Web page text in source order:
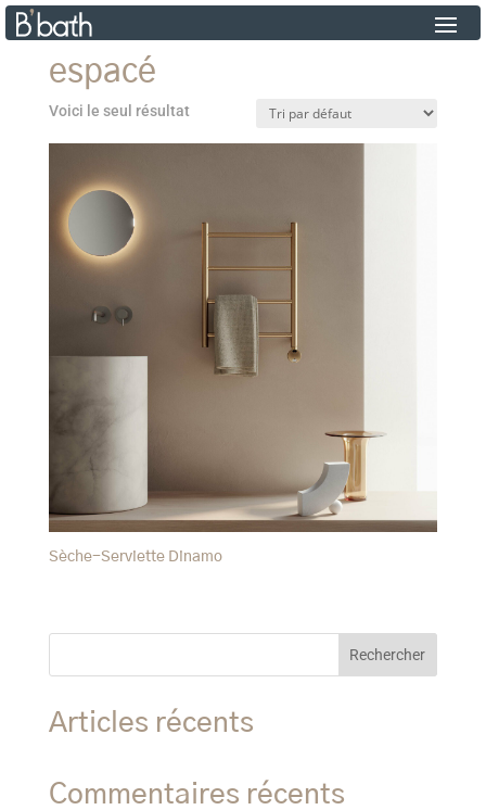
espacé
Voici le seul résultat
Sèche-Serviette Dinamo
Rechercher
Articles récents
Commentaires récents